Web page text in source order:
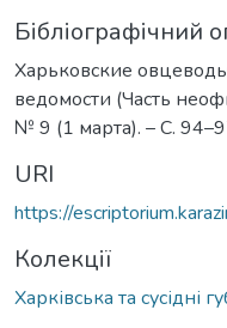
Бібліографічний
Харьковские
ведомости (Часть
№ 9 (1 марта). – С.
URI
https://
Колекції
Харківська та сусідні